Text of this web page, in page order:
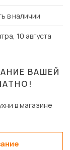
в наличии
10 августа
ВАШЕЙ